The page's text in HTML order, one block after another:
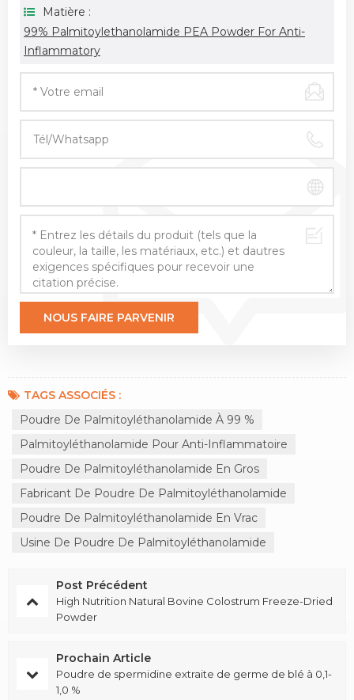
Matière :
99% Palmitoylethanolamide PEA Powder For Anti-
Inflammatory
TAGS ASSOCIÉS :
Poudre De Palmitoyléthanolamide À 99 %
Palmitoyléthanolamide Pour Anti-Inflammatoire
Poudre De Palmitoyléthanolamide En Gros
Fabricant De Poudre De Palmitoyléthanolamide
Poudre De Palmitoyléthanolamide En Vrac
Usine De Poudre De Palmitoyléthanolamide
Post Précédent
High Nutrition Natural Bovine Colostrum Freeze-Dried
Powder
Prochain Article
Poudre de spermidine extraite de germe de blé à 0,1-
1,0 %